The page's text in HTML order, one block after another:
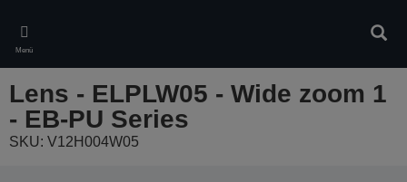
main
content
Menü
Lens - ELPLW05 - Wide zoom 1
- EB-PU Series
SKU: V12H004W05